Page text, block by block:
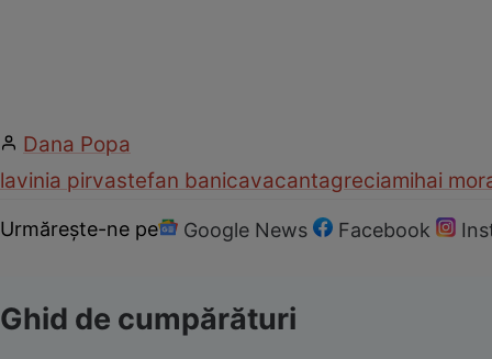
Dana Popa
lavinia pirvastefan banicavacantagreciamihai
Urmărește-ne pe Google News Facebook
Ghid de cumpărături